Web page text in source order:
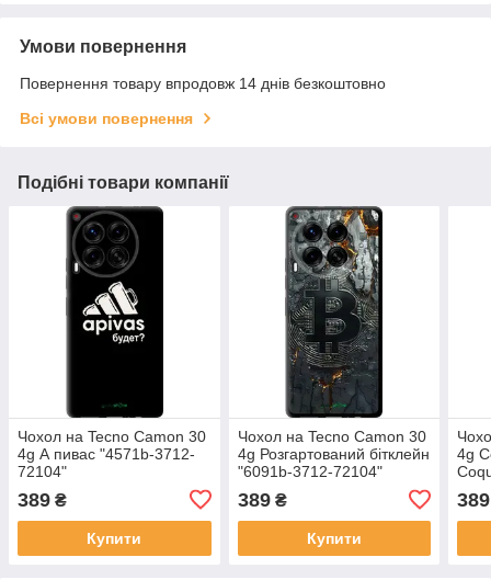
Умови повернення
Повернення товару впродовж 14 днів безкоштовно
Всі умови повернення
Подібні товари компанії
Чохол на Tecno Camon 30
4g А пивас "4571b-3712-
72104"
389 ₴
Купити
Чохол на Tecno Camon 30
4g Розгартований бітклейн
"6091b-3712-72104"
389₴
Купити
4g
389